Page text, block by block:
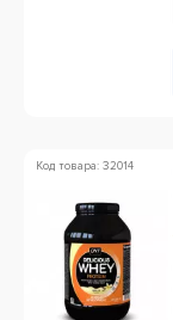
Код товара: 32014